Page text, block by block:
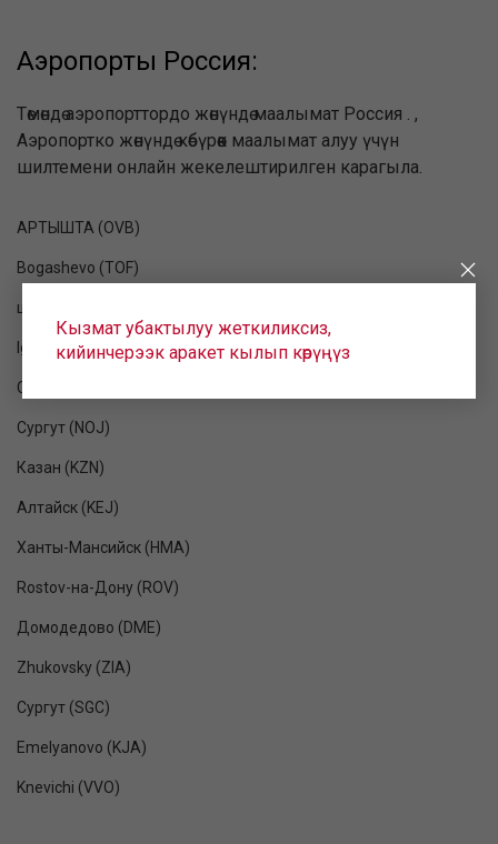
Аэропорты Россия:
Төмөндө аэропорттордо жөнүндө маалымат Россия . ,
Аэропортко жөнүндө көбүрөөк маалымат алуу үчүн
шилтемени онлайн жекелештирилген карагыла.
АРТЫШТА (OVB)
Bogashevo (TOF)
шумкар (GDX)
Ignatievo (BQS)
Сургут (NJC)
Сургут (NOJ)
Казан (KZN)
Алтайск (KEJ)
Ханты-Мансийск (HMA)
Rostov-на-Дону (ROV)
Домодедово (DME)
Zhukovsky (ZIA)
Сургут (SGC)
Emelyanovo (KJA)
Knevichi (VVO)
Кызмат убактылуу жеткиликсиз,
кийинчерээк аракет кылып көрүңүз